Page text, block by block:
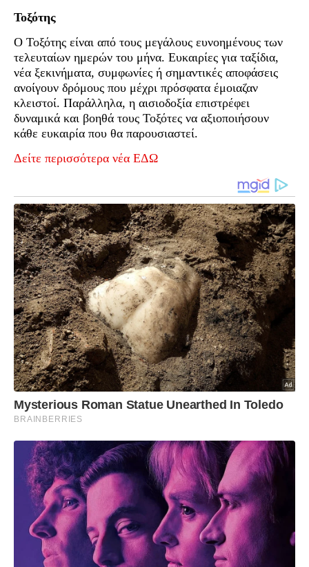
Τοξότης
Ο Τοξότης είναι από τους μεγάλους ευνοημένους των
τελευταίων ημερών του μήνα. Ευκαιρίες για ταξίδια,
νέα ξεκινήματα, συμφωνίες ή σημαντικές αποφάσεις
ανοίγουν δρόμους που μέχρι πρόσφατα έμοιαζαν
κλειστοί. Παράλληλα, η αισιοδοξία επιστρέφει
δυναμικά και βοηθά τους Τοξότες να αξιοποιήσουν
κάθε ευκαιρία που θα παρουσιαστεί.
Δείτε περισσότερα νέα ΕΔΩ